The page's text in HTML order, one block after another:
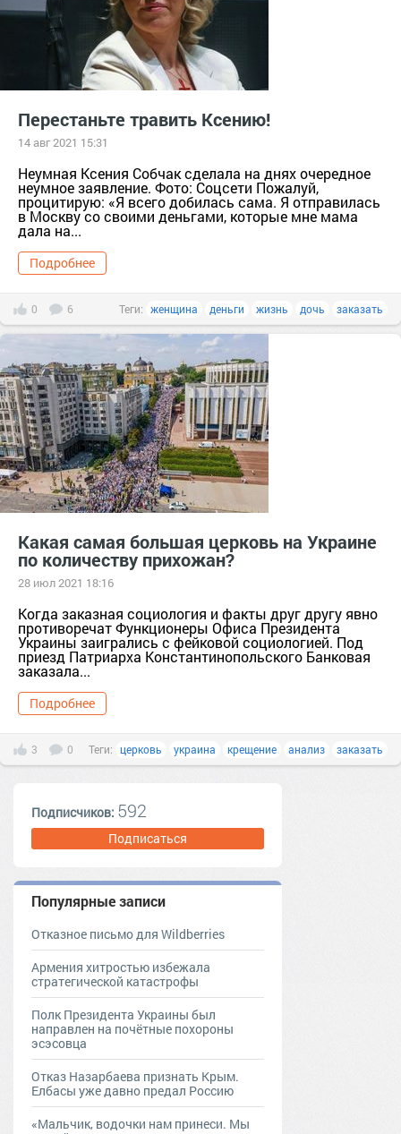
Перестаньте травить Ксению!
14 авг 2021 15:31
Неумная Ксения Собчак сделала на днях очередное
неумное заявление. Фото: Соцсети Пожалуй,
процитирую: «Я всего добилась сама. Я отправилась
в Москву со своими деньгами, которые мне мама
дала на...
Подробнее
0 6 Теги: женщина деньги жизнь дочь заказать
Какая самая большая церковь на Украине
по количеству прихожан?
28 июл 2021 18:16
Когда заказная социология и факты друг другу явно
противоречат Функционеры Офиса Президента
Украины заигрались с фейковой социологией. Под
приезд Патриарха Константинопольского Банковая
заказала...
Подробнее
3 0 Теги: церковь украина крещение анализ заказать
Подписчиков: 592
Подписаться
Популярные записи
Отказное письмо для Wildberries
Армения хитростью избежала
стратегической катастрофы
Полк Президента Украины был
направлен на почётные похороны
эсэсовца
Отказ Назарбаева признать Крым.
Елбасы уже давно предал Россию
«Мальчик, водочки нам принеси. Мы